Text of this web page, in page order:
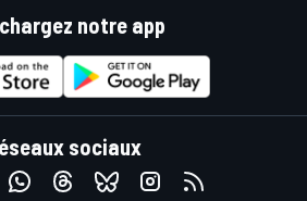
notre app
sociaux